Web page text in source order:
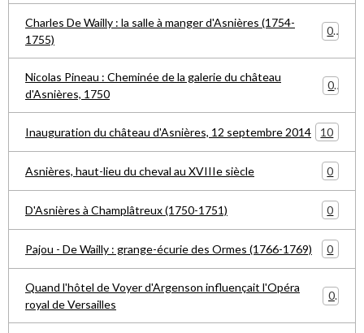
Charles De Wailly : la salle à manger d'Asnières (1754-
1755)
0
Nicolas Pineau : Cheminée de la galerie du château
d'Asnières, 1750
0
Inauguration du château d'Asnières, 12 septembre 2014 10
Asnières, haut-lieu du cheval au XVIIIe siècle 0
D'Asnières à Champlâtreux (1750-1751) 0
Pajou - De Wailly : grange-écurie des Ormes (1766-1769) 0
Quand l'hôtel de Voyer d'Argenson influençait l'Opéra
royal de Versailles
0